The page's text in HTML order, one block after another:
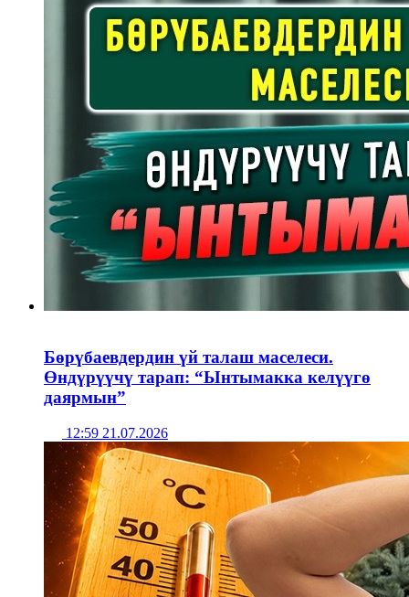
Бөрүбаевдердин үй талаш маселеси.
Өндүрүүчү тарап: “Ынтымакка келүүгө
даярмын”
12:59 21.07.2026